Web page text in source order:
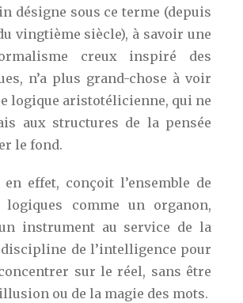
désigne sous ce terme (depuis
vingtième siècle), à savoir une
creux inspiré des
n’a plus grand-chose à voir
logique aristotélicienne, qui ne
aux structures de la pensée
le fond.
effet, conçoit l’ensemble de
comme un organon,
un instrument au service de la
discipline de l’intelligence pour
sur le réel, sans être
ou de la magie des mots.